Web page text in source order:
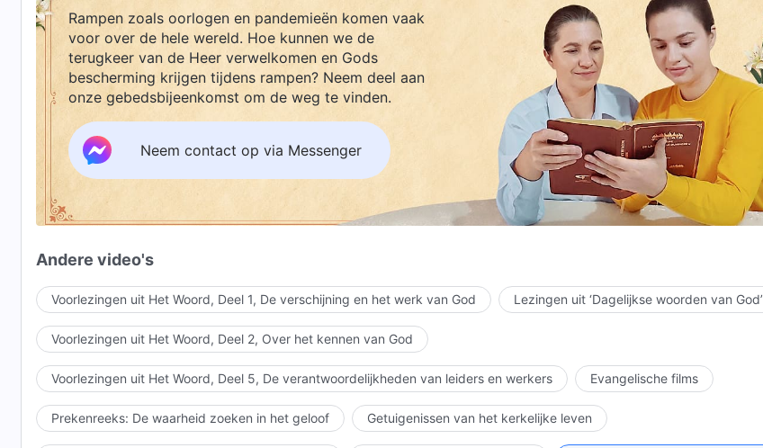
II
We zijn opgenomen voor Gods troon
en wonen het feestmaal van het hemelse koninkrijk bij.
We eten en drinken Gods woord elke dag en begrijpen zoveel waarheden –
onze harten voelen waarlijk verlicht!
Gods woorden laten me mezelf kennen en de diepten van mijn verdorvenheid zien;
Onze harten zijn zo blij en vrij!
III
Christus volgen en mijn plicht vervullen
geeft mijn leven waarde en betekenis.
Rampen zoals oorlogen en pandemieën komen vaak
voor over de hele wereld. Hoe kunnen we de
terugkeer van de Heer verwelkomen en Gods
bescherming krijgen tijdens rampen? Neem deel aan
onze gebedsbijeenkomst om de weg te vinden.
Neem contact op via Messenger
Andere video's
Voorlezingen uit Het Woord, Deel 1, De verschijning en het werk van God Lezingen uit ‘Dagelijkse woorden van God’
Voorlezingen uit Het Woord, Deel 2, Over het kennen van God
Voorlezingen uit Het Woord, Deel 5, De verantwoordelijkheden van leiders en werkers Evangelische films
Prekenreeks: De waarheid zoeken in het geloof Getuigenissen van het kerkelijke leven